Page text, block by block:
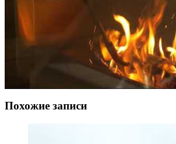
Похожие записи